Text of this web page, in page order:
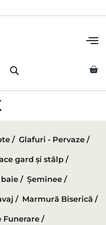
/ Glafuri - Pervaze /
gard și stâlp /
baie / Șeminee /
/ Marmură Biserică /
Funerare /